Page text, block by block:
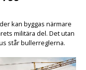
kan byggas närmare
militära del. Det utan
står bullerreglerna.